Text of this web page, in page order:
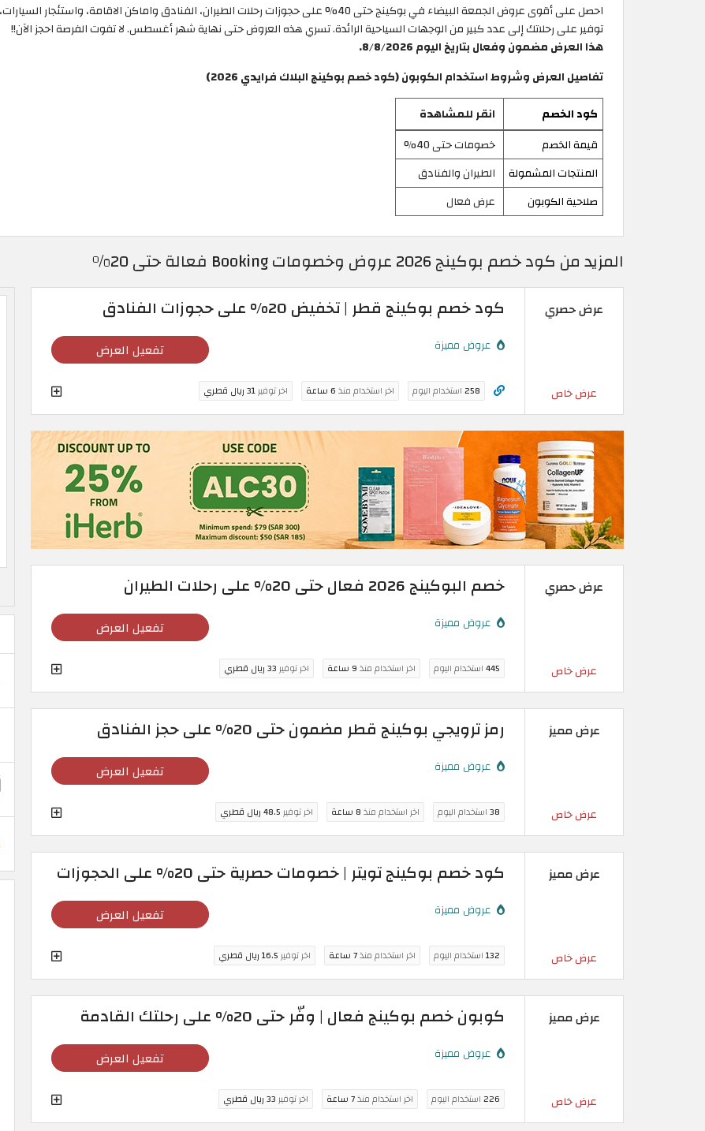
احصل على أقوى عروض الجمعة البيضاء في بوكينج حتى 40% على حجوزات رحلات الطيران، الفنادق واماكن الاقامة، واستئجار السيارات، انقر لتفعيل
توفير على رحلاتك إلى عدد كبير من الوجهات السياحية الرائدة. تسري هذه العروض حتى نهاية شهر أغسطس. لا تفوت الفرصة احجز الآن!!
هذا العرض مضمون وفعال بتاريخ اليوم 8/8/2026.
تفاصيل العرض وشروط استخدام الكوبون (كود خصم بوكينج البلاك فرايدي 2026)
كود الخصم
انقر للمشاهدة
قيمة الخصم
خصومات حتى 40%
المنتجات المشمولة
الطيران والفنادق
صلاحية الكوبون
عرض فعال
المزيد من كود خصم بوكينج 2026 عروض وخصومات Booking فعالة حتى 20%
عرض حصري
عرض خاص
كود خصم بوكينج قطر | تخفيض 20% على حجوزات الفنادق
عروض مميزة تفعيل العرض
258استخدام اليوم اخر استخدام منذ6 ساعة اخر توفير31 ريال قطري
عرض حصري
عرض خاص
خصم البوكينج 2026 فعال حتى 20% على رحلات الطيران
عروض مميزة تفعيل العرض
445استخدام اليوم اخر استخدام منذ9 ساعة اخر توفير33 ريال قطري
عرض مميز
عرض خاص
رمز ترويجي بوكينج قطر مضمون حتى 20% على حجز الفنادق
عروض مميزة تفعيل العرض
38استخدام اليوم اخر استخدام منذ8 ساعة اخر توفير48.5 ريال قطري
عرض مميز
عرض خاص
كود خصم بوكينج تويتر | خصومات حصرية حتى 20% على الحجوزات
عروض مميزة تفعيل العرض
132استخدام اليوم اخر استخدام منذ7 ساعة اخر توفير16.5 ريال قطري
عرض مميز
عرض خاص
كوبون خصم بوكينج فعال | وفّر حتى 20% على رحلتك القادمة
عروض مميزة تفعيل العرض
226استخدام اليوم اخر استخدام منذ7 ساعة اخر توفير33 ريال قطري